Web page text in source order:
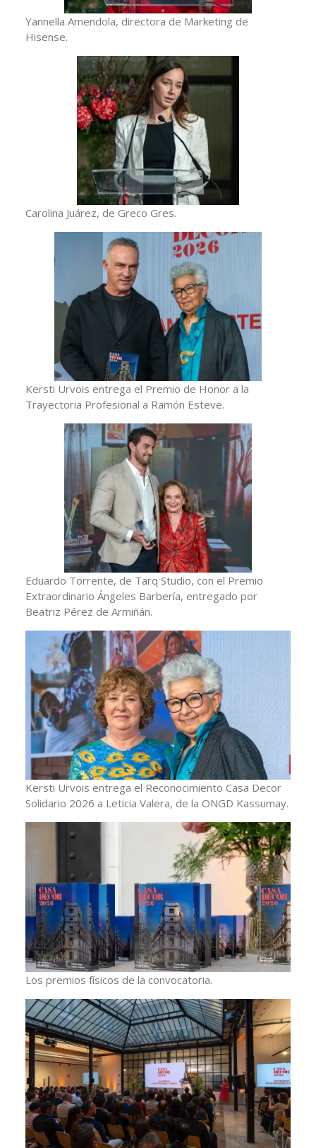
Yannella Amendola, directora de Marketing de
Hisense.
Carolina Juárez, de Greco Gres.
Kersti Urvois entrega el Premio de Honor a la
Trayectoria Profesional a Ramón Esteve.
Eduardo Torrente, de Tarq Studio, con el Premio
Extraordinario Ángeles Barbería, entregado por
Beatriz Pérez de Armiñán.
Kersti Urvois entrega el Reconocimiento Casa Decor
Solidario 2026 a Leticia Valera, de la ONGD Kassumay.
Los premios físicos de la convocatoria.